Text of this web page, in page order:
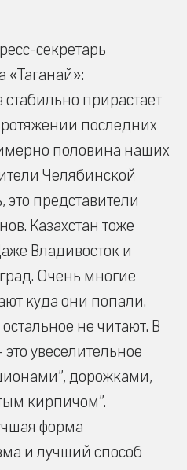
секретарь
«Таганай»:
стабильно прирастает
последних
половина наших
Челябинской
это представители
Казахстан тоже
Владивосток и
Очень многие
куда они попали.
не читают. В
увеселительное
дорожками,
кирпичом”.
форма
и лучший способ